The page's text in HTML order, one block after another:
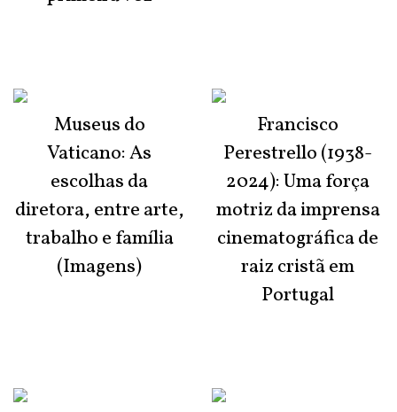
Museus do
Vaticano: As
escolhas da
diretora, entre arte,
trabalho e família
(Imagens)
Francisco
Perestrello (1938-
2024): Uma força
motriz da imprensa
cinematográfica de
raiz cristã em
Portugal